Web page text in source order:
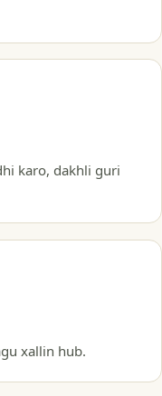
karo, dakhli guri
xallin hub.